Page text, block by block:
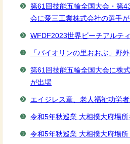
第61回技能五輪全国大会・第
会に愛三工業株式会社の選手
WFDF2023世界ビーチアルテ
「バイオリンの里おおぶ」野
第61回技能五輪全国大会に株
が出場
エイジレス章、老人福祉功労
令和5年秋巡業 大相撲大府場所
令和5年秋巡業 大相撲大府場